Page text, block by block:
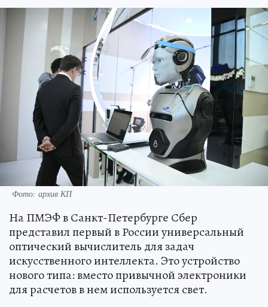
Фото: архив КП
На ПМЭФ в Санкт-Петербурге Сбер
представил первый в России универсальный
оптический вычислитель для задач
искусственного интеллекта. Это устройство
нового типа: вместо привычной электроники
для расчетов в нем используется свет.